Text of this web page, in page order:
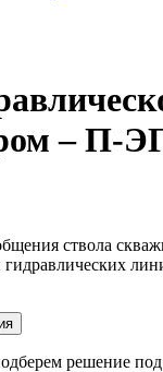
– П-
ствола
гидравлических
решение